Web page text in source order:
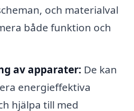
och materialval
både funktion och
av apparater: De kan
energieffektiva
hjälpa till med